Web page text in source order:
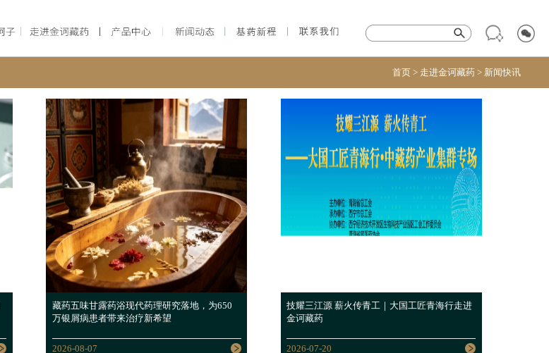
首页> 走进金诃藏药> 新闻快讯
藏药五味甘露药浴现代药理研究落地，为650
万银屑病患者带来治疗新希望
2026-08-07
技耀三江源 薪火传青工｜大国工匠青海行走进
金诃藏药
2026-07-20